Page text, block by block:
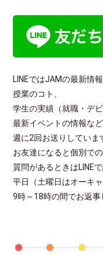
LINEではJAMの最新情
授業のコト、
学生の実績（就職・デ
最新イベントの情報な
週に2回お送りしていま
お友達になると個別で
質問があるときはLINE
平日（土曜日はオーキ
9時～18時の間でお返事